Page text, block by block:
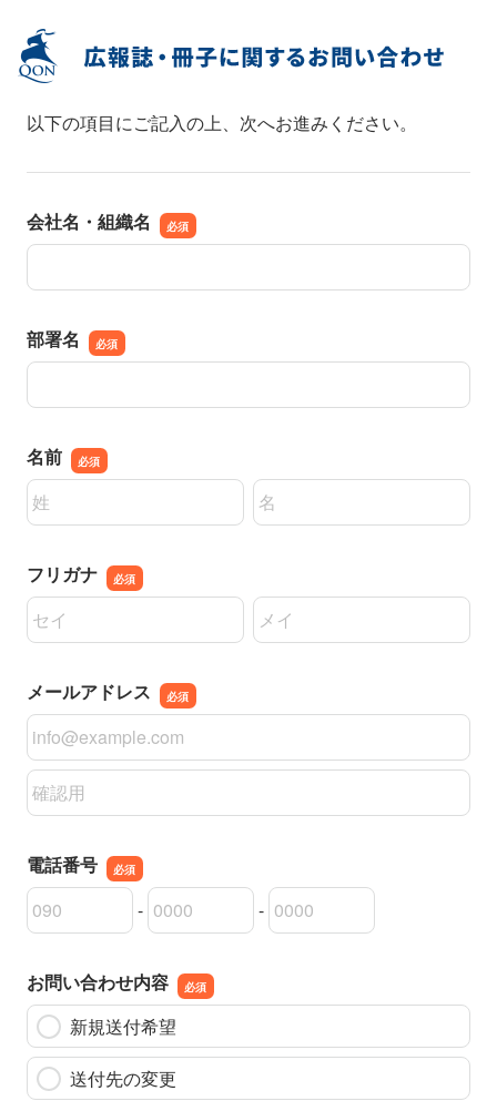
以下の項目にご記入の上、次へお進みください。
会社名・組織名
会社名・組織名
部署名
部署名
名前
名前の姓
名前の名
フリガナ
名前の姓
名前の名
メールアドレス
メールアドレス
メールアドレスの確認用
電話番号
電話番号の市外局番
-
電話番号の市内局番 -
電話番号の加入者番号
お問い合わせ内容
新規送付希望
送付先の変更